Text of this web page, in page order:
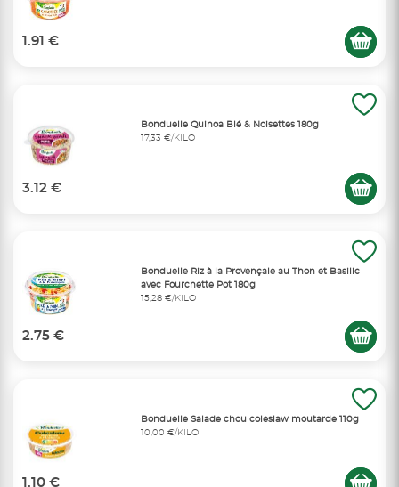
1.91 €
Bonduelle Quinoa Blé & Noisettes 180g
17,33 €/KILO
3.12 €
Bonduelle Riz à la Provençale au Thon et Basilic
avec Fourchette Pot 180g
15,28 €/KILO
2.75 €
Bonduelle Salade chou coleslaw moutarde 110g
10,00 €/KILO
1.10 €